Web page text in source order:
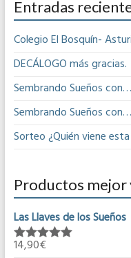
Entradas
Colegio El Bosquín-
DECÁLOGO más gracias.
Sembrando Sueños
Sembrando Sueños con…
Sorteo ¿Quién viene
Productos mejor
Las Llaves de los Sueños
Valorado en
14,90€